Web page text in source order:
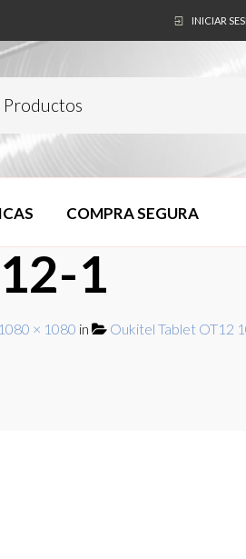
INICIAR
COMPRA SEGURA
1
1080 × 1080 in Oukitel Tablet OT12